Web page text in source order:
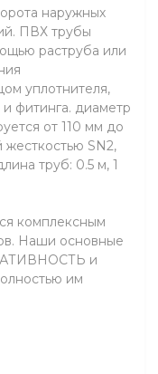
наружных
ПВХ трубы
раструба или
уплотнителя,
фитинга. диаметр
от 110 мм до
SN2,
труб: 0.5 м, 1
комплексным
Наши основные
и
им